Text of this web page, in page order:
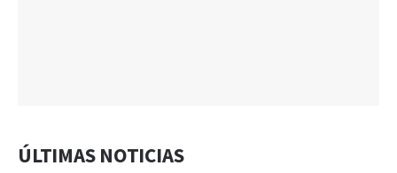
ÚLTIMAS NOTICIAS